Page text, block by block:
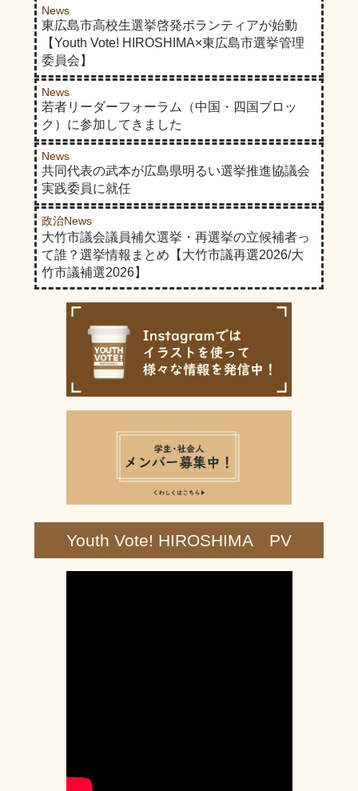
News
東広島市高校生選挙啓発ボランティアが始動
【Youth Vote! HIROSHIMA×東広島市選挙管理
委員会】
News
若者リーダーフォーラム（中国・四国ブロッ
ク）に参加してきました
News
共同代表の武本が広島県明るい選挙推進協議会
実践委員に就任
政治News
大竹市議会議員補欠選挙・再選挙の立候補者っ
て誰？選挙情報まとめ【大竹市議再選2026/大
竹市議補選2026】
Youth Vote! HIROSHIMA PV